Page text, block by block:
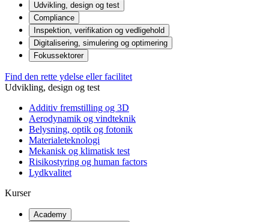
Udvikling, design og test
Compliance
Inspektion, verifikation og vedligehold
Digitalisering, simulering og optimering
Fokussektorer
Find den rette ydelse eller facilitet
Udvikling, design og test
Additiv fremstilling og 3D
Aerodynamik og vindteknik
Belysning, optik og fotonik
Materialeteknologi
Mekanisk og klimatisk test
Risikostyring og human factors
Lydkvalitet
Kurser
Academy